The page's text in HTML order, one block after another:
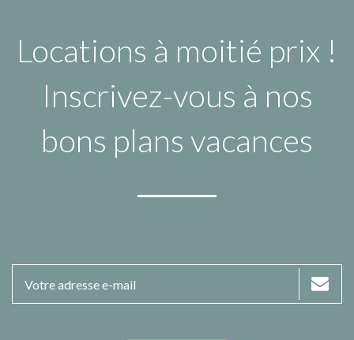
Locations à moitié prix !
Inscrivez-vous à nos
bons plans vacances